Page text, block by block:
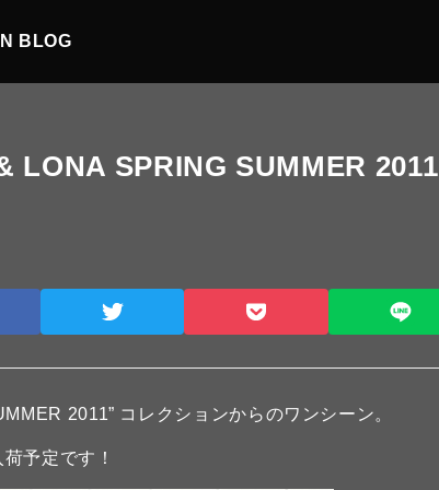
BLOG
LONA SPRING SUMMER 2011
2011” コレクションからのワンシーン。
予定です！